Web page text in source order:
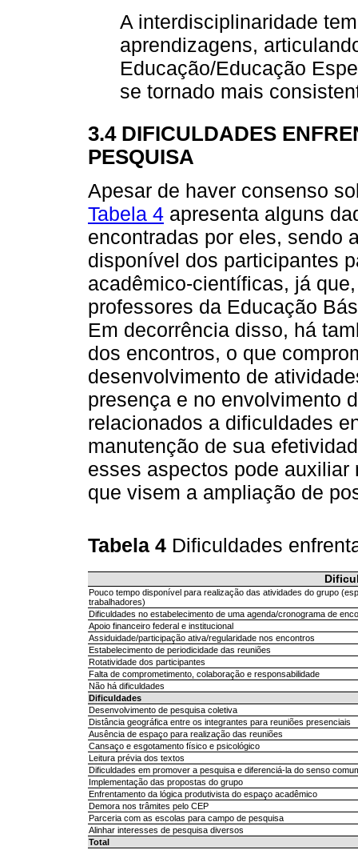
A interdisciplinaridade
aprendizagens,
Educação/Educação
se tornado mais
3.4 DIFICULDADES
PESQUISA
Apesar de haver consenso
Tabela 4 apresenta alguns
encontradas por eles, sendo
disponível dos participantes
acadêmico-científicas, já
professores da Educação
Em decorrência disso, há
dos encontros, o que
desenvolvimento de
presença e no envolvimento
relacionados a dificuldades
manutenção de sua
esses aspectos pode
que visem a ampliação de
Tabela 4 Dificuldades
Pouco tempo disponível para realização das atividades do grupo
trabalhadores)
Dificuldades no estabelecimento de uma agenda/cronograma de
Apoio financeiro federal e institucional
Assiduidade/participação ativa/regularidade nos encontros
Estabelecimento de periodicidade das reuniões
Rotatividade dos participantes
Falta de comprometimento, colaboração e responsabilidade
Não há dificuldades
Dificuldades
Desenvolvimento de pesquisa coletiva
Distância geográfica entre os integrantes para reuniões presenciais
Ausência de espaço para realização das reuniões
Cansaço e esgotamento físico e psicológico
Leitura prévia dos textos
Dificuldades em promover a pesquisa e diferenciá-la do senso
Implementação das propostas do grupo
Enfrentamento da lógica produtivista do espaço acadêmico
Demora nos trâmites pelo CEP
Parceria com as escolas para campo de pesquisa
Alinhar interesses de pesquisa diversos
Total